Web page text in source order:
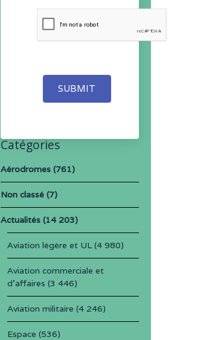
SUBMIT
Catégories
Aérodromes(761)
Non classé(7)
Actualités(14 203)
Aviation légère et UL(4 980)
Aviation commerciale et
d'affaires (3 446)
Aviation militaire (4 246)
Espace (536)